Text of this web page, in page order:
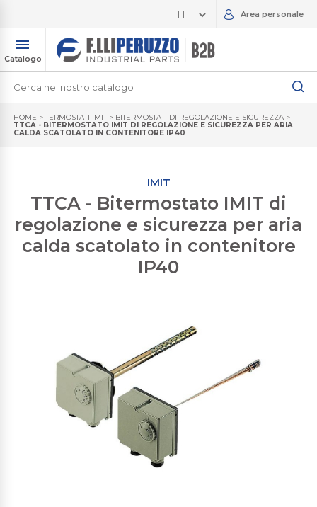
Area personale
Catalogo
HOME > TERMOSTATI IMIT > BITERMOSTATI DI REGOLAZIONE E SICUREZZA >
TTCA - BITERMOSTATO IMIT DI REGOLAZIONE E SICUREZZA PER ARIA
CALDA SCATOLATO IN CONTENITORE IP40
IMIT
TTCA - Bitermostato IMIT di
regolazione e sicurezza per aria
calda scatolato in contenitore
IP40